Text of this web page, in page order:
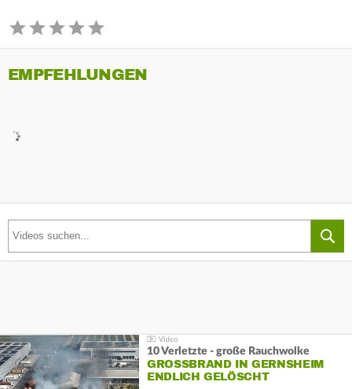
EMPFEHLUNGEN
10 Verletzte - große Rauchwolke
GROSSBRAND IN GERNSHEIM E
NDLICH GELÖSCHT